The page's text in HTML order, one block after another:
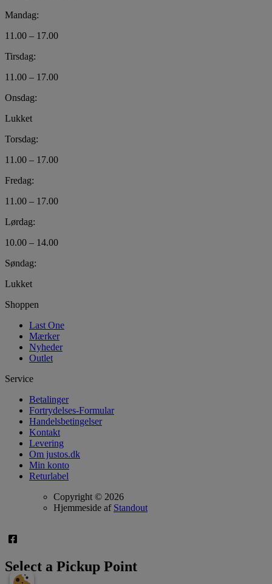
Mandag:
11.00 – 17.00
Tirsdag:
11.00 – 17.00
Onsdag:
Lukket
Torsdag:
11.00 – 17.00
Fredag:
11.00 – 17.00
Lørdag:
10.00 – 14.00
Søndag:
Lukket
Shoppen
Last One
Mærker
Nyheder
Outlet
Service
Betalinger
Fortrydelses-Formular
Handelsbetingelser
Kontakt
Levering
Om justos.dk
Min konto
Returlabel
Copyright © 2026
Hjemmeside af Standout
Select a Pickup Point